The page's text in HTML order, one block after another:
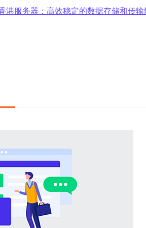
港服务器：高效稳定的数据存储和传输